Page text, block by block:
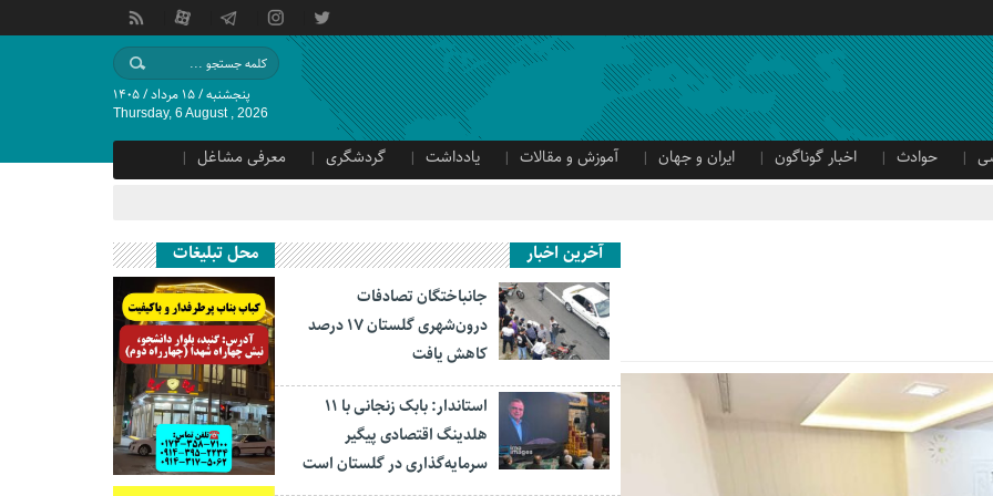
پنجشنبه / ۱۵ مرداد / ۱۴۰۵
Thursday, 6 August , 2026
حوادث اخبار گوناگون ایران و جهان آموزش و مقالات یادداشت گردشگری
معرفی مشاغل
آخرین اخبار
جانباختگان تصادفات
درون‌شهری گلستان ۱۷ درصد
کاهش یافت
استاندار: بابک زنجانی با ۱۱
هلدینگ اقتصادی پیگیر
سرمایه‌گذاری در گلستان است
محل تبلیغات